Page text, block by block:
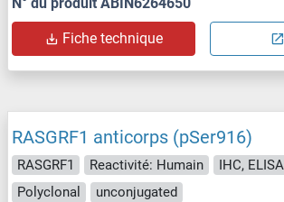
Fiche technique
RASGRF1 anticorps (pSer916)
RASGRF1 Reactivité: Humain IHC, ELISA
Polyclonal
unconjugated